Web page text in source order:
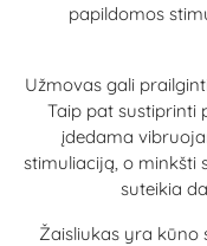
papildomos
Užmovas gali
Taip pat sustiprinti
įdedama
stimuliaciją, o minkšti
suteikia
Žaisliukas yra kūno